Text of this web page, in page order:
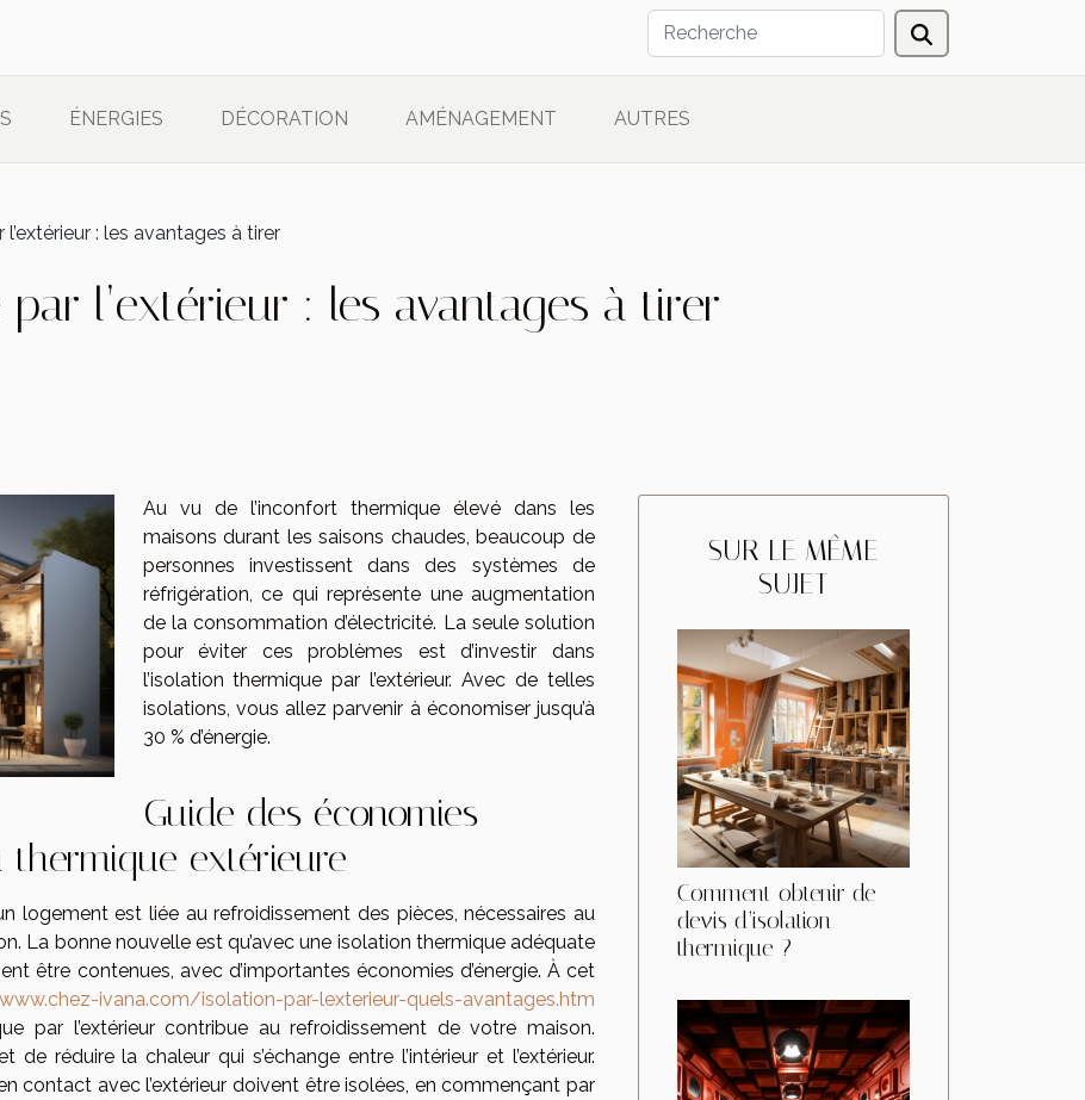
ÉNERGIES DÉCORATION AMÉNAGEMENT AUTRES
: les avantages à tirer
l’extérieur : les avantages à tirer
Au vu de l’inconfort thermique élevé dans les
maisons durant les saisons chaudes, beaucoup de
personnes investissent dans des systèmes de
réfrigération, ce qui représente une augmentation
de la consommation d’électricité. La seule solution
pour éviter ces problèmes est d’investir dans
l’isolation thermique par l’extérieur. Avec de telles
isolations, vous allez parvenir à économiser jusqu’à
30 % d’énergie.
Guide des économies
thermique extérieure
logement est liée au refroidissement des pièces, nécessaires au
La bonne nouvelle est qu’avec une isolation thermique adéquate
être contenues, avec d’importantes économies d’énergie. À cet
ivana.com/isolation-par-lexterieur-quels-avantages.htm
par l’extérieur contribue au refroidissement de votre maison.
de réduire la chaleur qui s’échange entre l’intérieur et l’extérieur.
contact avec l’extérieur doivent être isolées, en commençant par
SUR LE MÊME
SUJET
Comment obtenir de
devis d’isolation
thermique ?